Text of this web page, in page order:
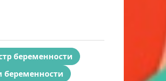
беременности
беременности